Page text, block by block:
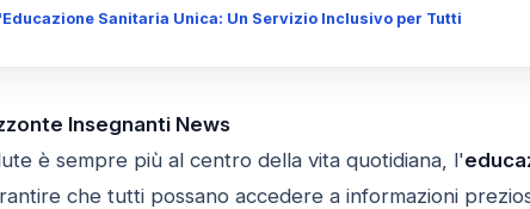
Sanitaria Unica: Un Servizio Inclusivo per Tutti
Insegnanti News
è sempre più al centro della vita quotidiana, l'
che tutti possano accedere a informazioni